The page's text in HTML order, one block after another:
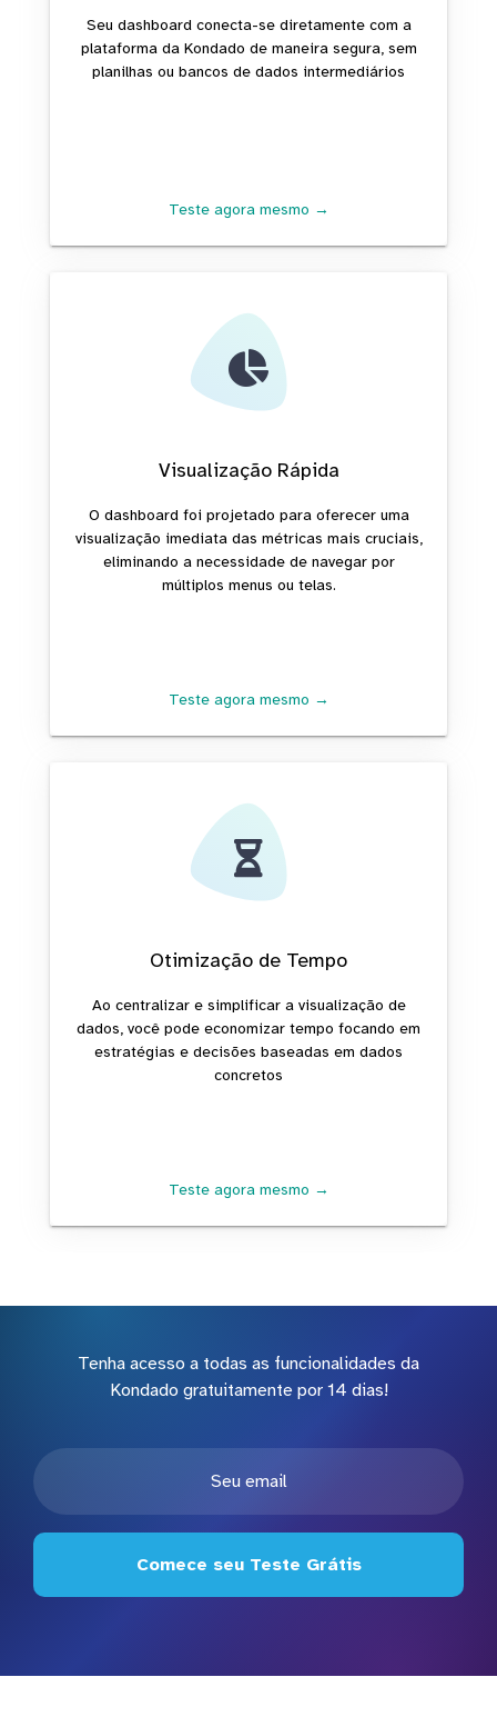
Seu dashboard conecta-se diretamente com a
plataforma da Kondado de maneira segura, sem
planilhas ou bancos de dados intermediários
Teste agora mesmo →
Visualização Rápida
O dashboard foi projetado para oferecer uma
visualização imediata das métricas mais cruciais,
eliminando a necessidade de navegar por
múltiplos menus ou telas.
Teste agora mesmo →
Otimização de Tempo
Ao centralizar e simplificar a visualização de
dados, você pode economizar tempo focando em
estratégias e decisões baseadas em dados
concretos
Teste agora mesmo →
Tenha acesso a todas as funcionalidades da
Kondado gratuitamente por 14 dias!
Comece seu Teste Grátis